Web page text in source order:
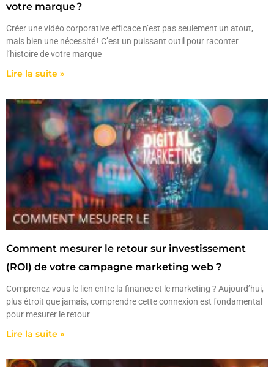
votre marque ?
Créer une vidéo corporative efficace n’est pas seulement un atout,
mais bien une nécessité ! C’est un puissant outil pour raconter
l’histoire de votre marque
Lire la suite »
Comment mesurer le retour sur investissement
(ROI) de votre campagne marketing web ?
Comprenez-vous le lien entre la finance et le marketing ? Aujourd’hui,
plus étroit que jamais, comprendre cette connexion est fondamental
pour mesurer le retour
Lire la suite »